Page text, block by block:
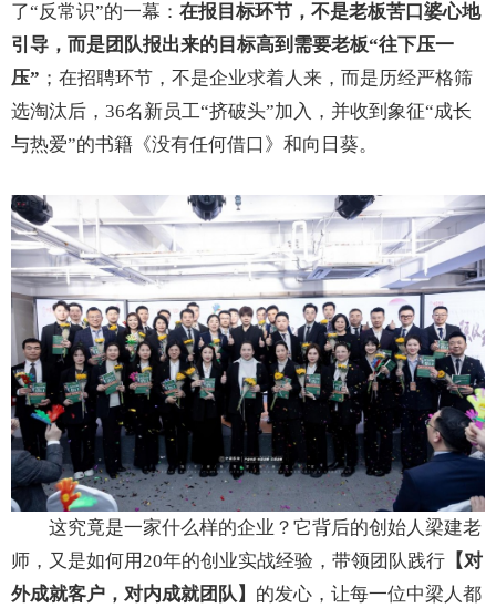
了“反常识”的一幕： 在报目标环节，不是老板苦口婆心地
引导，而是团队报出来的目标高到需要老板“往下压一
压” ；在招聘环节，不是企业求着人来，而是历经严格筛
选淘汰后，36名新员工“挤破头”加入，并收到象征“成长
与热爱”的书籍《没有任何借口》和向日葵。
这究竟是一家什么样的企业？它背后的创始人梁建老
师，又是如何用20年的创业实战经验，带领团队践行 【对
外成就客户，对内成就团队 】 的发心，让每一位中梁人都